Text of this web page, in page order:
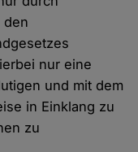
den
nur eine
und mit dem
in Einklang zu
zu